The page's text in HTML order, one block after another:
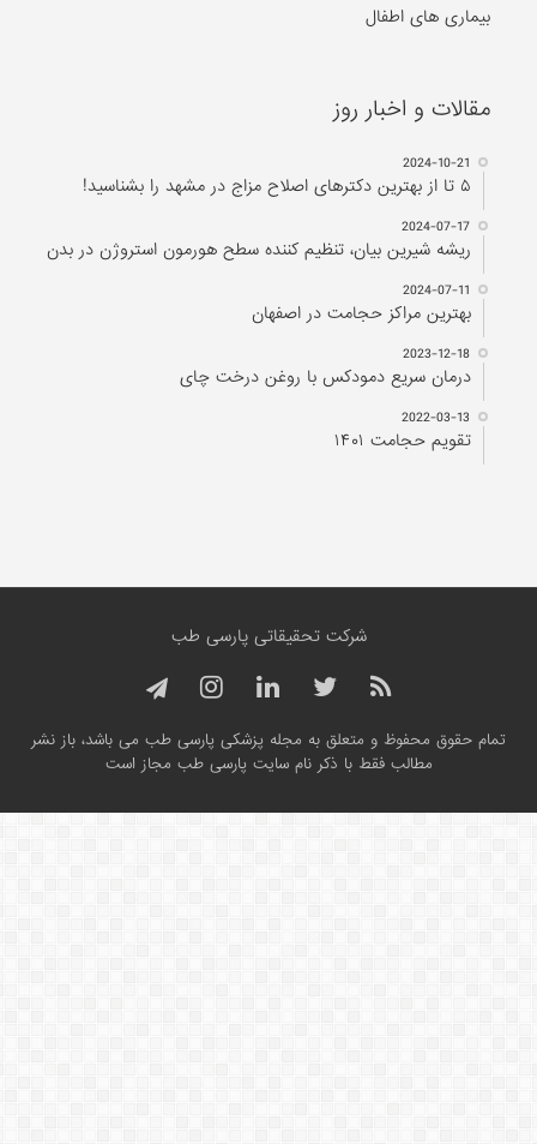
بیماری های اطفال
مقالات و اخبار روز
2024-10-21
۵ تا از بهترین دکتر‌های اصلاح مزاج در مشهد را بشناسید!
2024-07-17
ریشه شیرین بیان، تنظیم کننده سطح هورمون استروژن در بدن
2024-07-11
بهترین مراکز حجامت در اصفهان
2023-12-18
درمان سریع دمودکس با روغن درخت چای
2022-03-13
تقویم حجامت ۱۴۰۱
شرکت تحقیقاتی پارسی طب
تمام حقوق محفوظ و متعلق به مجله پزشکی پارسی طب می باشد، باز نشر
مطالب فقط با ذکر نام سایت پارسی طب مجاز است